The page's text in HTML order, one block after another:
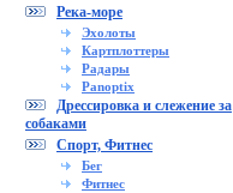
Река-море
Эхолоты
Картплоттеры
Радары
Panoptix
Дрессировка и слежение за
собаками
Спорт, Фитнес
Бег
Фитнес